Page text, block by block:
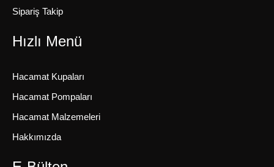
Sipariş Takip
Hızlı Menü
Hacamat Kupaları
Hacamat Pompaları
Hacamat Malzemeleri
Hakkımızda